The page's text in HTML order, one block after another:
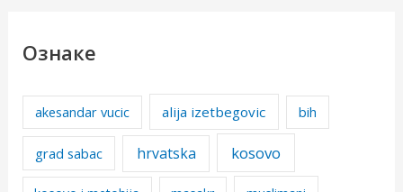
Ознаке
akesandar vucic alija izetbegovic bih
grad sabac hrvatska kosovo